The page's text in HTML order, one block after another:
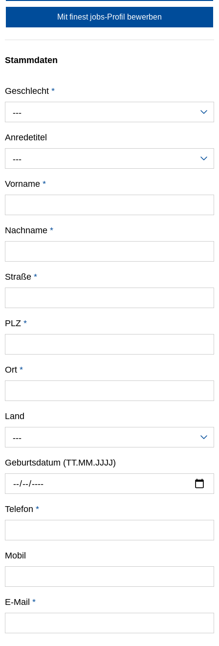
Mit finest jobs-Profil bewerben
Stammdaten
Geschlecht *
---
Anredetitel
---
Vorname *
Nachname *
Straße *
PLZ *
Ort *
Land
---
Geburtsdatum (TT.MM.JJJJ)
Telefon *
Mobil
E-Mail *